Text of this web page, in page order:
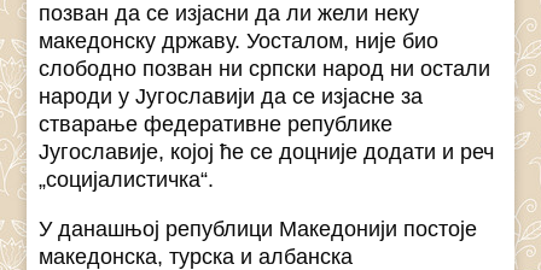
позван да се изјасни да ли жели неку
македонску државу. Уосталом, није био
слободно позван ни српски народ ни остали
народи у Југославији да се изјасне за
стварање федеративне републике
Југославије, којој ће се доцније додати и реч
„социјалистичка“.
У данашњој републици Македонији постоје
македонска, турска и албанска